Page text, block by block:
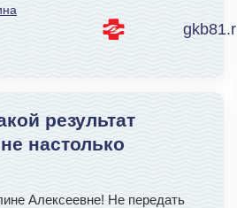
результат
настолько
Алексеевне! Не передать